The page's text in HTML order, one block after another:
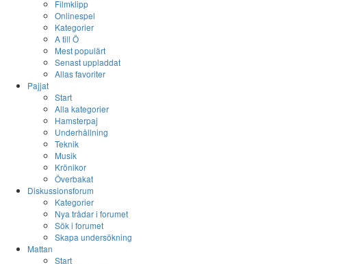
Filmklipp
Onlinespel
Kategorier
A till Ö
Mest populärt
Senast uppladdat
Allas favoriter
Pajjat
Start
Alla kategorier
Hamsterpaj
Underhållning
Teknik
Musik
Krönikor
Överbakat
Diskussionsforum
Kategorier
Nya trådar i forumet
Sök i forumet
Skapa undersökning
Mattan
Start